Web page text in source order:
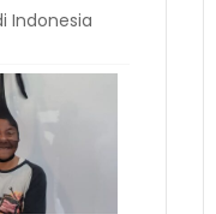
Indonesia